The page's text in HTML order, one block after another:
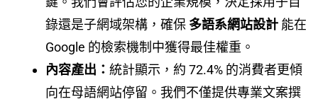
錄還是子網域架構，確保 多語系網站設計 能在
Google 的檢索機制中獲得最佳權重。
內容產出： 統計顯示，約 72.4% 的消費者更傾
向在母語網站停留。我們不僅提供專業文案撰